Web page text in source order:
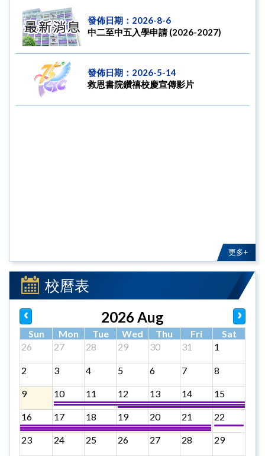
發佈日期：2026-8-6
中二至中五入學申請 (2026-2027)
發佈日期：2026-5-14
救恩書院鑽禧校慶宣傳影片
更多+
校曆表
2026 Aug
Sun Mon Tue Wed Thu Fri
Sat
26
27 28 29 30 31 1
2 3 4 5 6 7 8
9 10 11 12 13 14 15
16 17 18 19 20 21 22
23 24 25 26 27 28 29